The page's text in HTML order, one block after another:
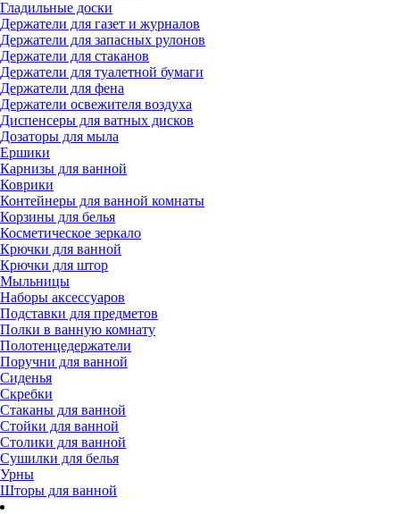
Гладильные доски
Держатели для газет и журналов
Держатели для запасных рулонов
Держатели для стаканов
Держатели для туалетной бумаги
Держатели для фена
Держатели освежителя воздуха
Диспенсеры для ватных дисков
Дозаторы для мыла
Ершики
Карнизы для ванной
Коврики
Контейнеры для ванной комнаты
Корзины для белья
Косметическое зеркало
Крючки для ванной
Крючки для штор
Мыльницы
Наборы аксессуаров
Подставки для предметов
Полки в ванную комнату
Полотенцедержатели
Поручни для ванной
Сиденья
Скребки
Стаканы для ванной
Стойки для ванной
Столики для ванной
Сушилки для белья
Урны
Шторы для ванной